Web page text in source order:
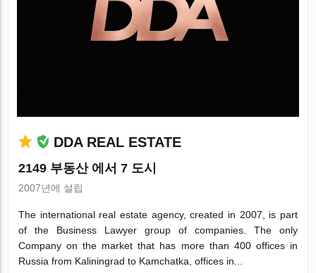
DDA REAL ESTATE
2149 부동산 에서 7 도시
2007년에 설립
The international real estate agency, created in 2007, is part
of the Business Lawyer group of companies. The only
Company on the market that has more than 400 offices in
Russia from Kaliningrad to Kamchatka, offices in...